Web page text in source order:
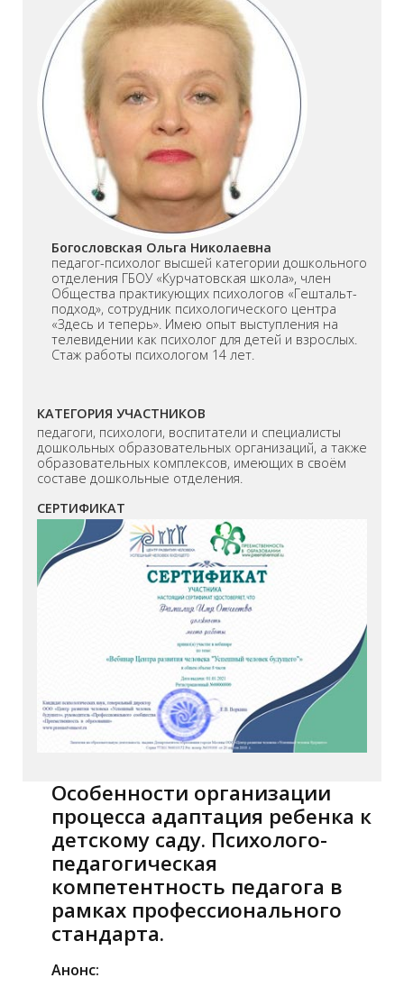
Богословская Ольга Николаевна
педагог-психолог высшей категории дошкольного
отделения ГБОУ «Курчатовская школа», член
Общества практикующих психологов «Гештальт-
подход», сотрудник психологического центра
«Здесь и теперь». Имею опыт выступления на
телевидении как психолог для детей и взрослых.
Стаж работы психологом 14 лет.
КАТЕГОРИЯ УЧАСТНИКОВ
педагоги, психологи, воспитатели и специалисты
дошкольных образовательных организаций, а также
образовательных комплексов, имеющих в своём
составе дошкольные отделения.
СЕРТИФИКАТ
Особенности организации
процесса адаптация ребенка к
детскому саду. Психолого-
педагогическая
компетентность педагога в
рамках профессионального
стандарта.
Анонс: